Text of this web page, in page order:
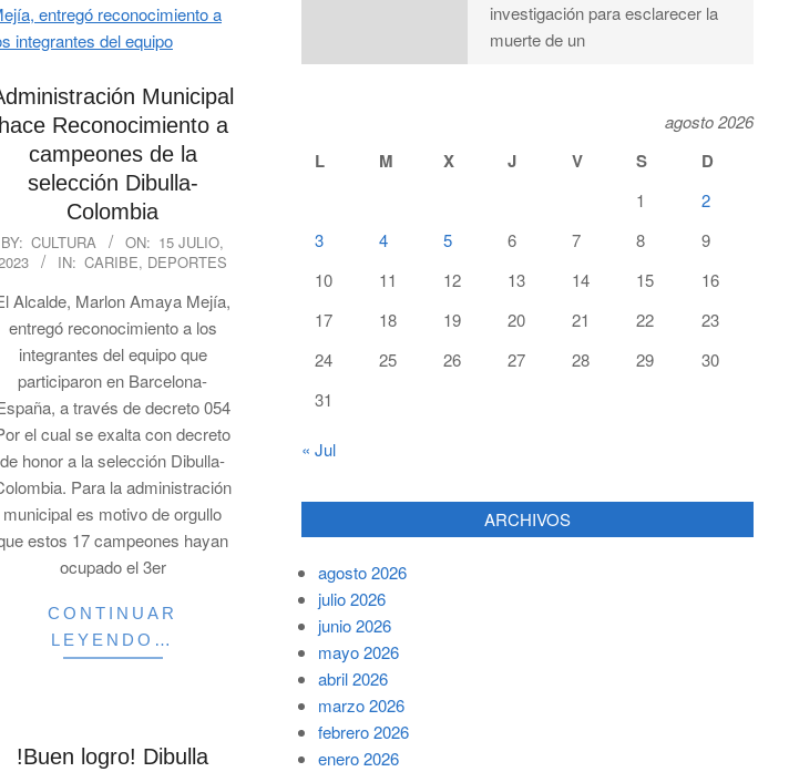
Municipal
hace Reconocimiento a
campeones de la
selección Dibulla-
Colombia
2023-
BY: CULTURA ON: 15 JULIO,
IN: CARIBE, DEPORTES
Alcalde, Marlon Amaya Mejía,
entregó reconocimiento a los
integrantes del equipo que
participaron en Barcelona-
a través de decreto 054
el cual se exalta con decreto
de honor a la selección Dibulla-
Para la administración
municipal es motivo de orgullo
estos 17 campeones hayan
ocupado el 3er
CONTINUAR
LEYENDO…
!Buen logro! Dibulla
investigación para esclarecer la
muerte de un
agosto 2026
L M X J V S D
1
2
3
4 5 6 7 8
9
10
11 12 13 14 15
16
17
18 19 20 21 22
23
24
25 26 27 28 29
30
31
« Jul
ARCHIVOS
agosto 2026
julio 2026
junio 2026
mayo 2026
abril 2026
marzo 2026
febrero 2026
enero 2026